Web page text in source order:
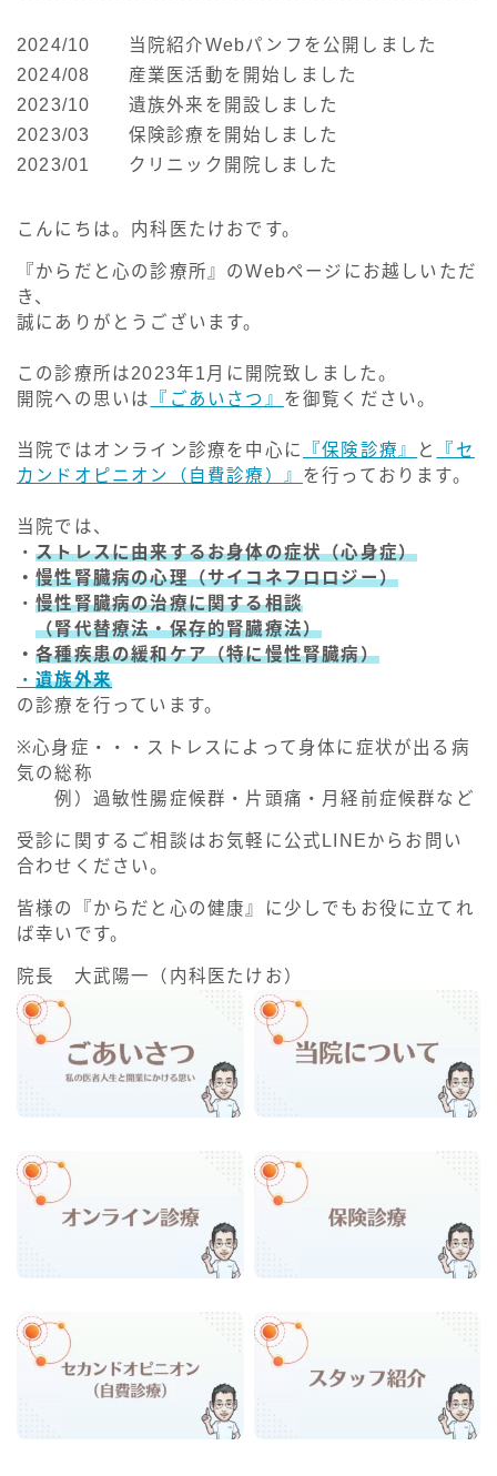
2024/10 当院紹介Webパンフを公開しました
2024/08 産業医活動を開始しました
2023/10 遺族外来を開設しました
2023/03 保険診療を開始しました
2023/01 クリニック開院しました
こんにちは。内科医たけおです。
『からだと心の診療所』のWebページにお越しいただ
き、
誠にありがとうございます。
この診療所は2023年1月に開院致しました。
開院への思いは
『ごあいさつ』 を御覧ください。
当院ではオンライン診療を中心に 『保険診療』 と
『セ
カンドオピニオン（自費診療）』 を行っております。
当院では、
・ストレスに由来するお身体の症状（心身症）
・慢性腎臓病の心理（サイコネフロロジー）
・慢性腎臓病の治療に関する相談
（腎代替療法・保存的腎臓療法）
・各種疾患の緩和ケア（特に慢性腎臓病）
・遺族外来
の診療を行っています。
※心身症・・・ストレスによって身体に症状が出る病
気の総称
例）過敏性腸症候群・片頭痛・月経前症候群など
受診に関するご相談はお気軽に公式LINEからお問い
合わせください。
皆様の『からだと心の健康』に少しでもお役に立てれ
ば幸いです。
院長 大武陽一（内科医たけお）